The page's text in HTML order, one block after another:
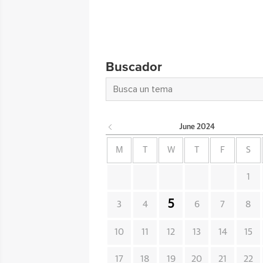
Buscador
June 2024
M W F S
1
3 4 5 6 7 8
10 11 12 13 14 15
17 18 19 20 21 22